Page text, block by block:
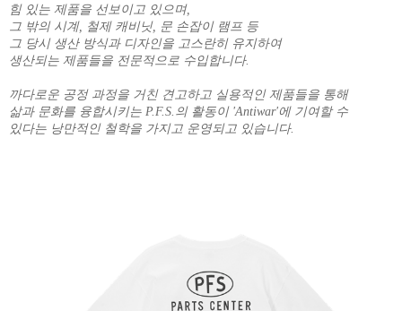
힘 있는 제품을 선보이고 있으며,
그 밖의 시계, 철제 캐비닛, 문 손잡이 램프 등
그 당시 생산 방식과 디자인을 고스란히 유지하여
생산되는 제품들을 전문적으로 수입합니다.
까다로운 공정 과정을 거친 견고하고 실용적인 제품들을 통해
삶과 문화를 융합시키는 P.F.S.의 활동이 'Antiwar'에 기여할 수
있다는 낭만적인 철학을 가지고 운영되고 있습니다.